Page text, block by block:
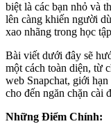
biệt là các bạn nhỏ và
lên càng khiến người
xao nhãng trong học
Bài viết dưới đây sẽ
một cách toàn diện, từ
web Snapchat, giới
cho đến ngăn chặn cài
Những Điểm Chính: